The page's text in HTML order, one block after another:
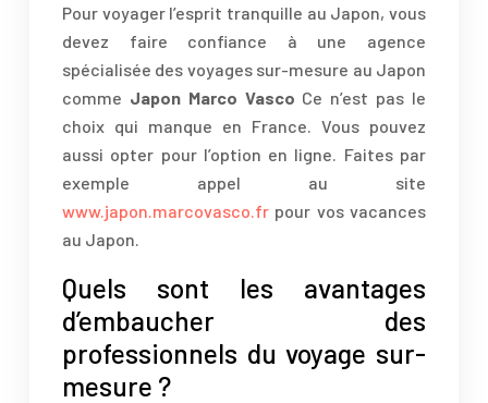
Pour voyager l’esprit tranquille au Japon, vous
devez faire confiance à une agence
spécialisée des voyages sur-mesure au Japon
comme Japon Marco Vasco Ce n’est pas le
choix qui manque en France. Vous pouvez
aussi opter pour l’option en ligne. Faites par
exemple appel au site
www.japon.marcovasco.fr pour vos vacances
au Japon.
Quels sont les avantages
d’embaucher des
professionnels du voyage sur-
mesure ?